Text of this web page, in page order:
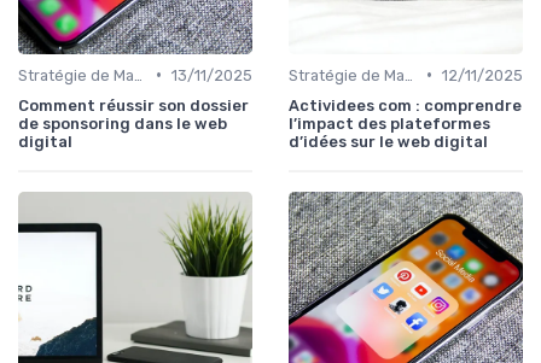
• 13/11/2025
Comment réussir son dossier
de sponsoring dans le web
digital
• 12/11/2025
Actividees com : comprendre
l’impact des plateformes
d’idées sur le web digital